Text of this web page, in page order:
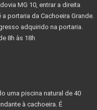
MG 10, entrar a direita
portaria da Cachoeira Grande.
adquirido na portaria.
8h às 18h
uma piscina natural de 40
à cachoeira. É